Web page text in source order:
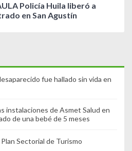
Policía Huila liberó a
en San Agustín
fue hallado sin vida en
instalaciones de Asmet Salud en
de una bebé de 5 meses
Sectorial de Turismo